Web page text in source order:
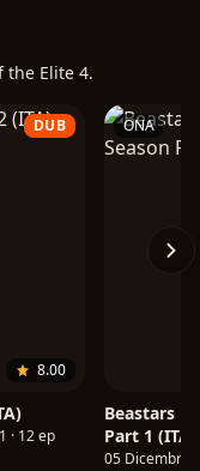
the Elite 4.
DUB
8.00
· 12 ep
ONA
Beastars
Part 1 (ITA)
05 Dicembre